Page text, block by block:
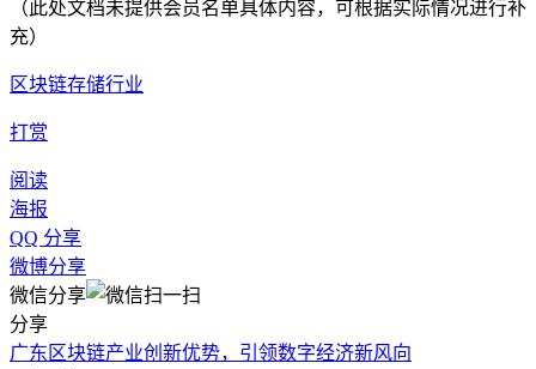
（此处文档未提供会员名单具体内容，可根据实际情况进行补
充）
区块链存储行业
打赏
阅读
海报
QQ 分享
微博分享
微信分享
分享
广东区块链产业创新优势，引领数字经济新风向